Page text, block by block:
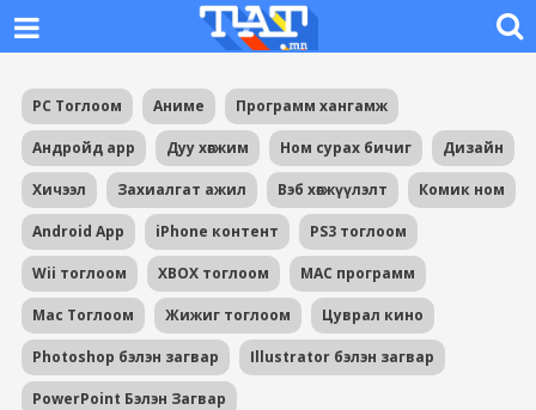
PC Тоглоом Аниме Программ хангамж
Андройд app Дуу хөгжим Ном сурах бичиг Дизайн
Хичээл Захиалгат ажил Вэб хөгжүүлэлт Комик ном
Android App iPhone контент PS3 тоглоом
Wii тоглоом XBOX тоглоом MAC программ
Mac Тоглоом Жижиг тоглоом Цуврал кино
Photoshop бэлэн загвар Illustrator бэлэн загвар
PowerPoint Бэлэн Загвар